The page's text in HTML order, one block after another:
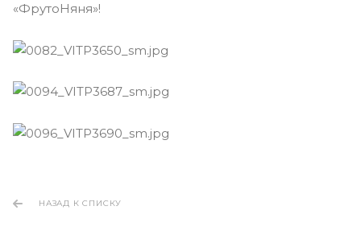
«ФрутоНяня»!
НАЗАД К СПИСКУ